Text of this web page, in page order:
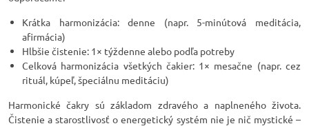
Krátka harmonizácia: denne (napr. 5-minútová meditácia,
afirmácia)
Hlbšie čistenie: 1× týždenne alebo podľa potreby
Celková harmonizácia všetkých čakier: 1× mesačne (napr. cez
rituál, kúpeľ, špeciálnu meditáciu)
Harmonické čakry sú základom zdravého a naplneného života.
Čistenie a starostlivosť o energetický systém nie je nič mystické –